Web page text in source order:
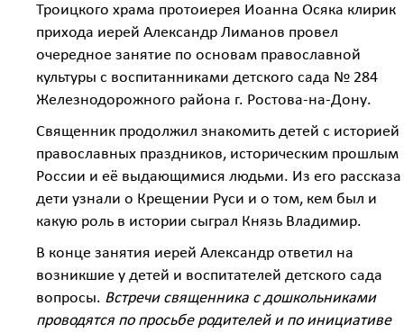
Троицкого храма протоиерея Иоанна Осяка клирик
прихода иерей Александр Лиманов провел
очередное занятие по основам православной
культуры с воспитанниками детского сада № 284
Железнодорожного района г. Ростова-на-Дону.
Священник продолжил знакомить детей с историей
православных праздников, историческим прошлым
России и её выдающимися людьми. Из его рассказа
дети узнали о Крещении Руси и о том, кем был и
какую роль в истории сыграл Князь Владимир.
В конце занятия иерей Александр ответил на
возникшие у детей и воспитателей детского сада
вопросы. Встречи священника с дошкольниками
проводятся по просьбе родителей и по инициативе